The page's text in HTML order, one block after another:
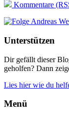
Kommentare
Unterstützen
Dir gefällt dieser
geholfen? Dann
Lies hier wie du
Menü